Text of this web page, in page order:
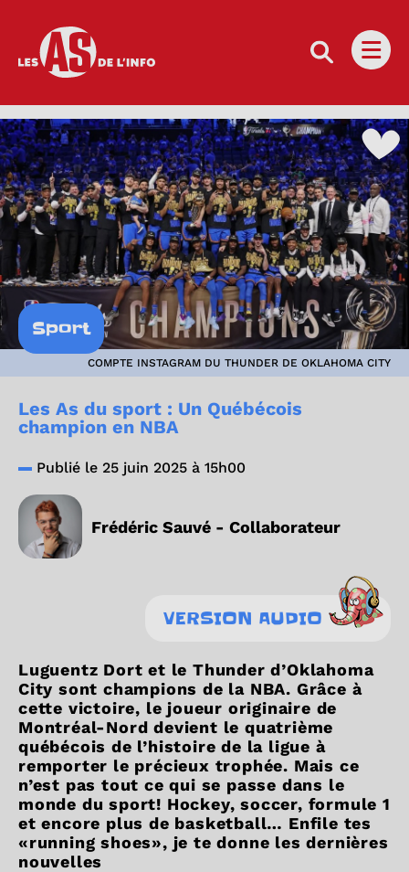
Les as de l'info
Sport
COMPTE INSTAGRAM DU THUNDER DE OKLAHOMA CITY
Les As du sport : Un Québécois
champion en NBA
Publié le 25 juin 2025 à 15h00
Frédéric Sauvé - Collaborateur
VERSION AUDIO
Luguentz Dort et le Thunder d’Oklahoma
City sont champions de la NBA. Grâce à
cette victoire, le joueur originaire de
Montréal-Nord devient le quatrième
québécois de l’histoire de la ligue à
remporter le précieux trophée. Mais ce
n’est pas tout ce qui se passe dans le
monde du sport! Hockey, soccer, formule 1
et encore plus de basketball… Enfile tes
«running shoes», je te donne les dernières
nouvelles